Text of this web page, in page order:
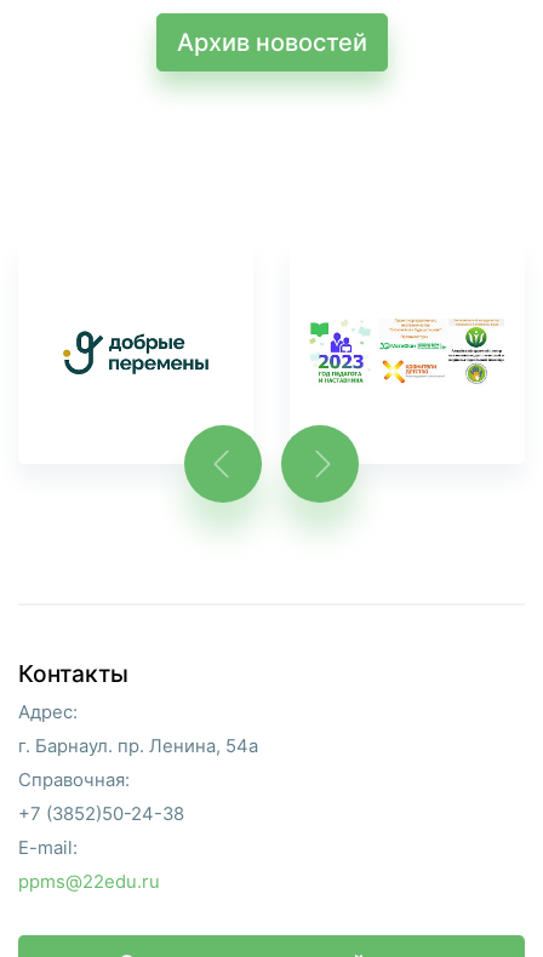
Архив новостей
Контакты
Адрес:
г. Барнаул. пр. Ленина, 54а
Справочная:
+7 (3852)50-24-38
E-mail:
ppms@22edu.ru